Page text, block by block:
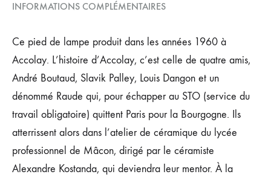
INFORMATIONS COMPLÉMENTAIRES
Ce pied de lampe produit dans les années 1960 à
Accolay. L’histoire d’Accolay, c’est celle de quatre amis,
André Boutaud, Slavik Palley, Louis Dangon et un
dénommé Raude qui, pour échapper au STO (service du
travail obligatoire) quittent Paris pour la Bourgogne. Ils
atterrissent alors dans l’atelier de céramique du lycée
professionnel de Mâcon, dirigé par le céramiste
Alexandre Kostanda, qui deviendra leur mentor. À la